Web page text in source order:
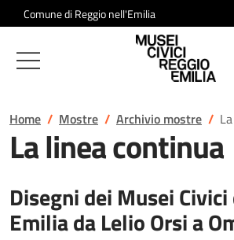
Salta al contenuto
Comune di Reggio nell'Emilia
Musei Civici
Home Mostre Archivio mostre
La linea continua
Disegni dei Musei
Emilia da Lelio Orsi a